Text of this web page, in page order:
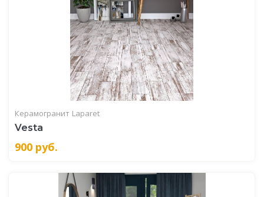
Керамогранит Laparet
Vesta
900 руб.